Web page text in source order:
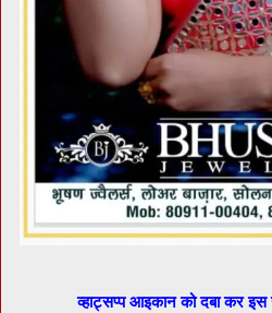
व्हाट्सप्प आइकान को दबा कर